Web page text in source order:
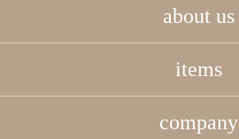
about us
items
company